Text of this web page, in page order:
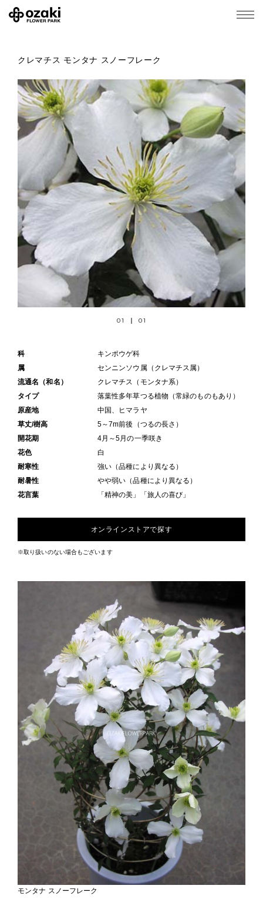
クレマチス モンタナ スノーフレーク
01 01
科
キンポウゲ科
属
センニンソウ属（クレマチス属）
流通名（和名）
クレマチス（モンタナ系）
タイプ
落葉性多年草つる植物（常緑のものもあり）
原産地
中国、ヒマラヤ
草丈/樹高
5～7m前後（つるの長さ）
開花期
4月～5月の一季咲き
花色
白
耐寒性
強い（品種により異なる）
耐暑性
やや弱い（品種により異なる）
花言葉
「精神の美」「旅人の喜び」
オンラインストアで探す
※取り扱いのない場合もございます
モンタナ スノーフレーク